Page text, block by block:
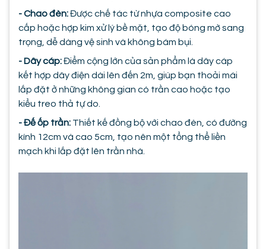
- Chao đèn:Được chế tác từ nhựa composite cao
cấp hoặc hợp kim xử lý bề mặt, tạo độ bóng mờ sang
trọng, dễ dàng vệ sinh và không bám bụi.
- Dây cáp:Điểm cộng lớn của sản phẩm là dây cáp
kết hợp dây điện dài lên đến 2m, giúp bạn thoải mái
lắp đặt ở những không gian có trần cao hoặc tạo
kiểu treo thả tự do.
- Đế ốp trần: Thiết kế đồng bộ với chao đèn, có đường
kính 12cm và cao 5cm, tạo nên một tổng thể liền
mạch khi lắp đặt lên trần nhà.